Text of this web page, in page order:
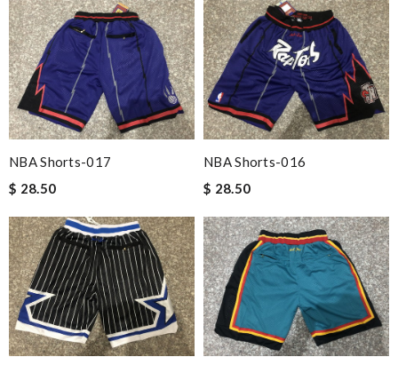
NBA Shorts-017
$ 28.50
NBA Shorts-016
$ 28.50